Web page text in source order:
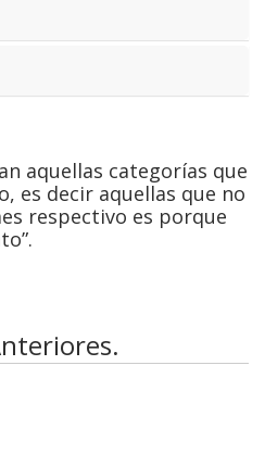
aquellas categorías que
es decir aquellas que no
respectivo es porque